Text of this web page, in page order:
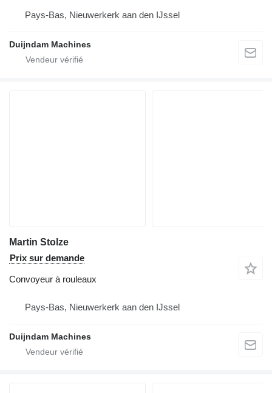
Pays-Bas, Nieuwerkerk aan den IJssel
Duijndam Machines
Martin Stolze
Prix sur demande
Convoyeur à rouleaux
Pays-Bas, Nieuwerkerk aan den IJssel
Duijndam Machines